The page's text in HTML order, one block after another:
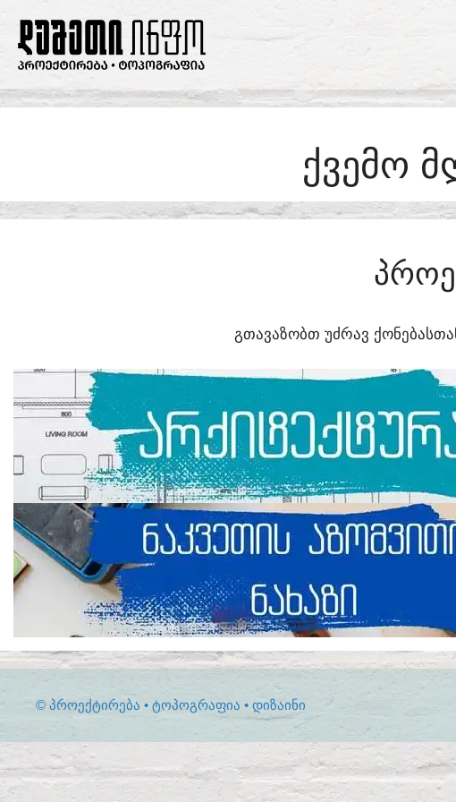
CONTENT
ᲥᲕᲔᲛᲝ
ᲒᲗᲐᲕᲐᲖᲝᲑᲗ ᲣᲫᲠᲐᲕ
© ᲞᲠᲝᲔᲥᲢᲘᲠᲔᲑᲐ • ᲢᲝᲞᲝᲒᲠᲐᲤᲘᲐ • ᲓᲘᲖᲐᲘᲜᲘ